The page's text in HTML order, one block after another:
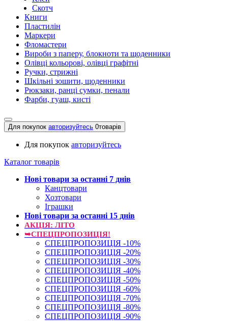
Скотч
Книги
Пластилін
Маркери
Фломастери
Вироби з паперу, блокноти та щоденники
Олівці кольорові, олівці графітні
Ручки, стрижні
Шкільні зошити, щоденники
Рюкзаки, ранці сумки, пенали
Фарби, гуаш, кисті
Для покупок авторизуйтесь 0товарів
Для покупок авторизуйтесь
Каталог товарів
Нові товари за останнi 7 днiв
Канцтовари
Хозтовари
Іграшки
Нові товари за останнi 15 днiв
АКЦІЯ: ЛІТО
➥СПЕЦПРОПОЗИЦІЯ!
СПЕЦПРОПОЗИЦІЯ -10%
СПЕЦПРОПОЗИЦІЯ -20%
СПЕЦПРОПОЗИЦІЯ -30%
СПЕЦПРОПОЗИЦІЯ -40%
СПЕЦПРОПОЗИЦІЯ -50%
СПЕЦПРОПОЗИЦІЯ -60%
СПЕЦПРОПОЗИЦІЯ -70%
СПЕЦПРОПОЗИЦІЯ -80%
СПЕЦПРОПОЗИЦІЯ -90%